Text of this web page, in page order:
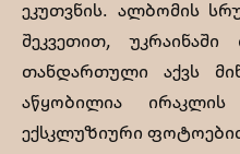
ეკუთვნის. ალბომის
შეკვეთით,
თანდართული აქვს
აწყობილია ირაკლის
ექსკლუზიური